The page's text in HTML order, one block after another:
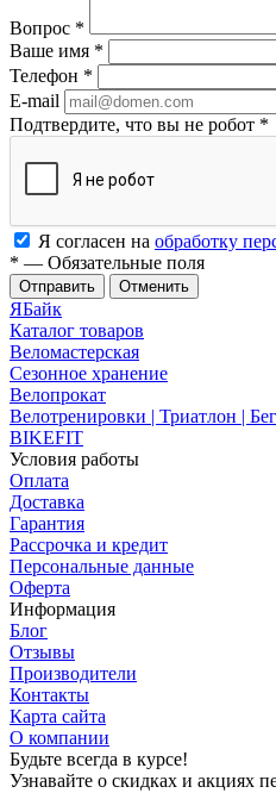
Вопрос *
Ваше имя *
Телефон *
E-mail
Подтвердите, что вы не робот *
Я согласен на обработку
* — Обязательные поля
Отменить
ЯБайк
Каталог товаров
Веломастерская
Сезонное хранение
Велопрокат
Велотренировки | Триатлон | Бег
BIKEFIT
Условия работы
Оплата
Доставка
Гарантия
Рассрочка и кредит
Персональные данные
Оферта
Информация
Блог
Отзывы
Производители
Контакты
Карта сайта
О компании
Будьте всегда в курсе!
Узнавайте о скидках и акциях